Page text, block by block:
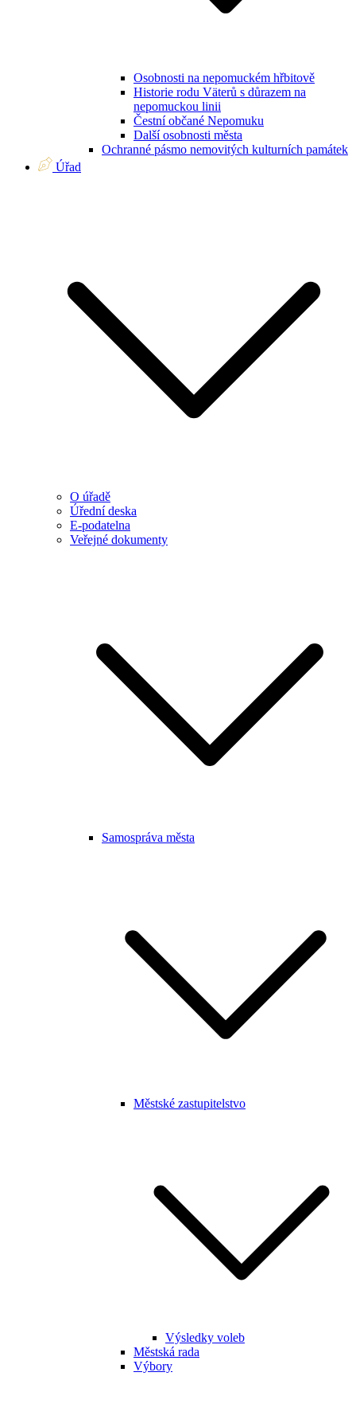
Osobnosti na nepomuckém hřbitově
Historie rodu Väterů s důrazem na
nepomuckou linii
Čestní občané Nepomuku
Další osobnosti města
Ochranné pásmo nemovitých kulturních památek
Úřad
O úřadě
Úřední deska
E-podatelna
Veřejné dokumenty
Samospráva města
Městské zastupitelstvo
Výsledky voleb
Městská rada
Výbory